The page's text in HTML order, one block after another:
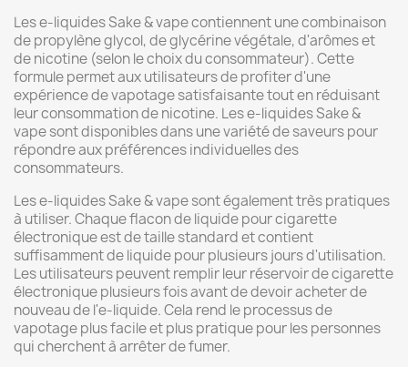
Les e-liquides Sake & vape contiennent une combinaison
de propylène glycol, de glycérine végétale, d'arômes et
de nicotine (selon le choix du consommateur). Cette
formule permet aux utilisateurs de profiter d'une
expérience de vapotage satisfaisante tout en réduisant
leur consommation de nicotine. Les e-liquides Sake &
vape sont disponibles dans une variété de saveurs pour
répondre aux préférences individuelles des
consommateurs.
Les e-liquides Sake & vape sont également très pratiques
à utiliser. Chaque flacon de liquide pour cigarette
électronique est de taille standard et contient
suffisamment de liquide pour plusieurs jours d'utilisation.
Les utilisateurs peuvent remplir leur réservoir de cigarette
électronique plusieurs fois avant de devoir acheter de
nouveau de l'e-liquide. Cela rend le processus de
vapotage plus facile et plus pratique pour les personnes
qui cherchent à arrêter de fumer.